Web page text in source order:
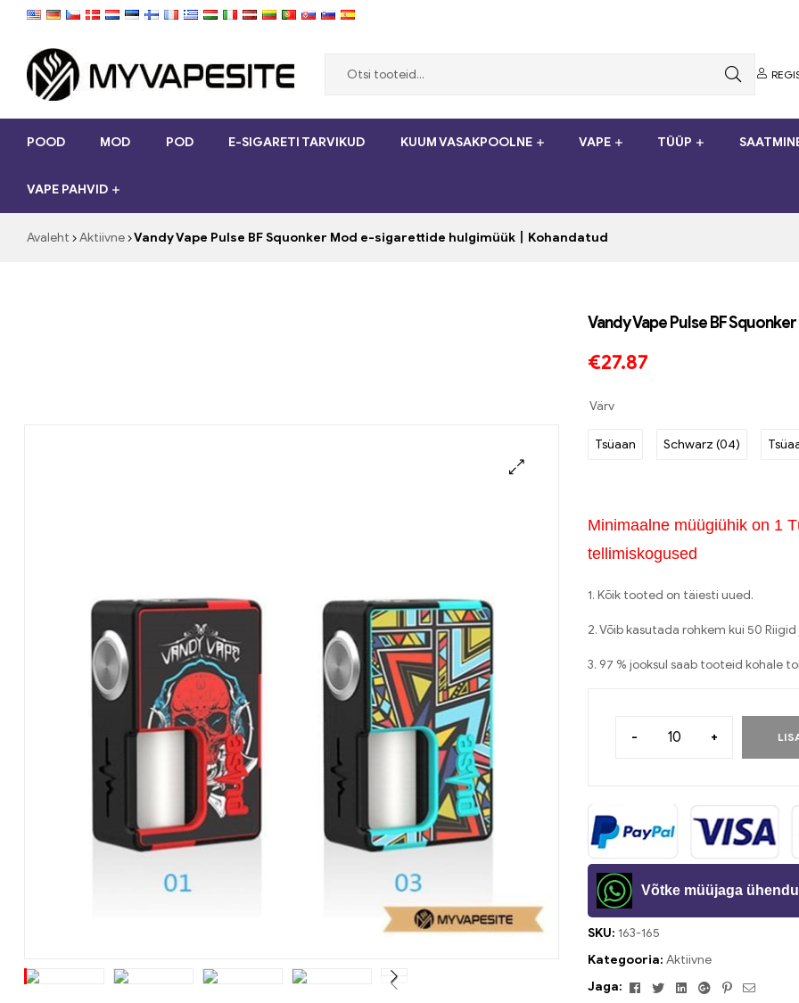
Myvapesite.de
sigarette
odavalt
veebisaidilt
POOD MOD POD E-SIGARETI TARVIKUD KUUM VASAKPOOLNE VAPE TÜÜP
VAPE PAHVID
Avaleht Aktiivne Vandy Vape Pulse BF Squonker Mod e-sigarettide hulgimüük丨Kohandatud
Vandy Vape Pulse BF
€27.87
Värv
Tsüaan Schwarz (04)
Minimaalne müügiühik on 1
tellimiskogused
1. Kõik tooted on täiesti uued.
2. Võib kasutada rohkem kui 50
3. 97 % jooksul saab tooteid kohale
- +
Võtke müüjaga
SKU: 163-165
Kategooria:Aktiivne
Jaga:
FacebookTwitterLinkedinGoogle+Pinterest
Meil